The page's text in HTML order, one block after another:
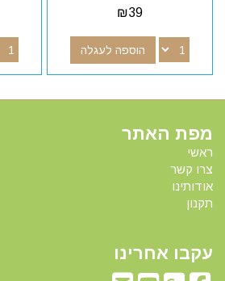
₪39
הוספה לעגלה
מפת האתר
ראשי
צרו קשר
אודותינו
תקנון
עקבו אחרינו